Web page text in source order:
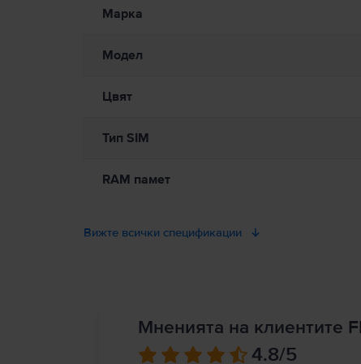
от вас предимства, включително гаранция,
Марка
Модел
Цвят
Тип SIM
RAM памет
Вижте всички спецификации
Мненията на клиентите
4.8/5